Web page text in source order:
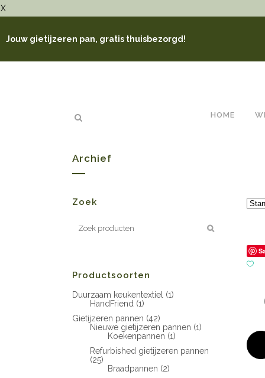
X
Jouw gietijzeren pan, gratis thuisbezorgd!
HOME
Archief
Zoek
Productsoorten
Duurzaam keukentextiel (1)
HandFriend (1)
Gietijzeren pannen (42)
Nieuwe gietijzeren pannen (1)
Koekenpannen (1)
Refurbished gietijzeren pannen
(25)
Braadpannen (2)